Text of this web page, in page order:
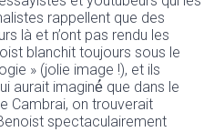
rappellent que des
là et n’ont pas rendu les
blanchit toujours sous le
» (jolie image !), et ils
aurait imaginé́ que dans le
Cambrai, on trouverait
spectaculairement